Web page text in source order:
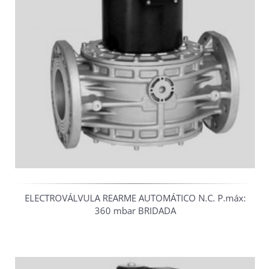
ELECTROVÁLVULA REARME AUTOMÁTICO N.C. P.máx:
360 mbar BRIDADA